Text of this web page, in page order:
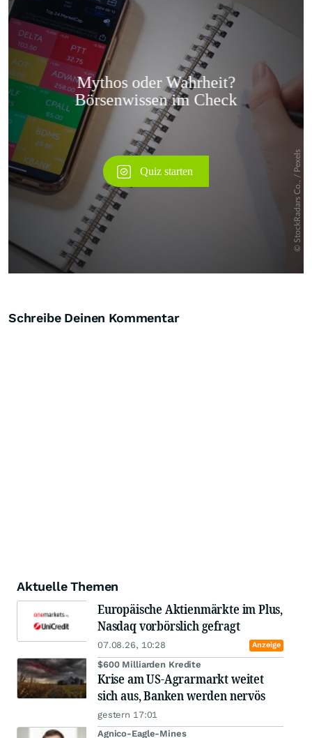
Überspringen
Schreibe Deinen Kommentar
Aktuelle Themen
Europäische Aktienmärkte im Plus,
Nasdaq vorbörslich gefragt
07.08.26, 10:28 Anzeige
$600 Milliarden Kredite
Krise am US-Agrarmarkt weitet
sich aus, Banken werden nervös
gestern 17:01
Agnico-Eagle-Mines